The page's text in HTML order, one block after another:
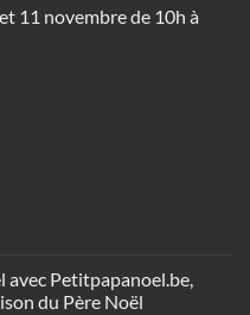
11 novembre de 10h à
avec Petitpapanoel.be,
du Père Noël